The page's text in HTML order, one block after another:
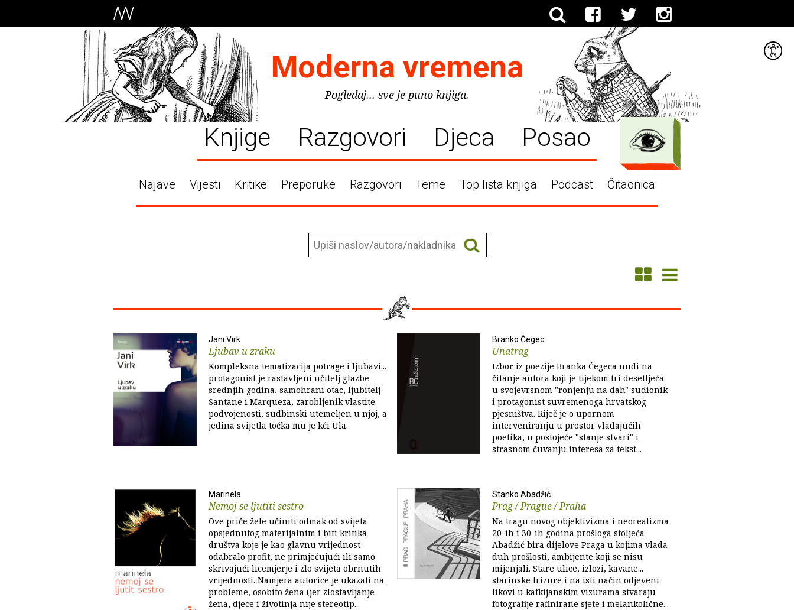
Moderna vremena
Pogledaj... sve je puno knjiga.
Knjige Razgovori Djeca Posao
Najave Vijesti Kritike Preporuke Razgovori Teme Top lista knjiga Podcast Čitaonica
Jani Virk
Ljubav u zraku
Kompleksna tematizacija potrage i ljubavi...
protagonist je rastavljeni učitelj glazbe
srednjih godina, samohrani otac, ljubitelj
Santane i Marqueza, zarobljenik vlastite
podvojenosti, sudbinski utemeljen u njoj, a
jedina svijetla točka mu je kći Ula.
Branko Čegec
Unatrag
Izbor iz poezije Branka Čegeca nudi na
čitanje autora koji je tijekom tri desetljeća
u svojevrsnom "ronjenju na dah" sudionik
i protagonist suvremenoga hrvatskog
pjesništva. Riječ je o upornom
interveniranju u prostor vladajućih
poetika, u postojeće "stanje stvari" i
strasnom čuvanju interesa za tekst...
Marinela
Nemoj se ljutiti sestro
Ove priče žele učiniti odmak od svijeta
opsjednutog materijalnim i biti kritika
društva koje je kao glavnu vrijednost
odabralo profit, ne primjećujući ili samo
skrivajući licemjerje i zlo svijeta obrnutih
vrijednosti. Namjera autorice je ukazati na
probleme, osobito žena (jer zlostavljanje
žena, djece i životinja nije stereotip...
Stanko Abadžić
Prag / Prague / Praha
Na tragu novog objektivizma i neorealizma
20-ih i 30-ih godina prošloga stoljeća
Abadžić bira dijelove Praga u kojima vlada
duh prošlosti, ambijente koji se nisu
mijenjali. Stare ulice, izlozi, kavane...
starinske frizure i na isti način odjeveni
likovi u kafkijanskim vizurama stvaraju
fotografije rafinirane sjete i melankolične...